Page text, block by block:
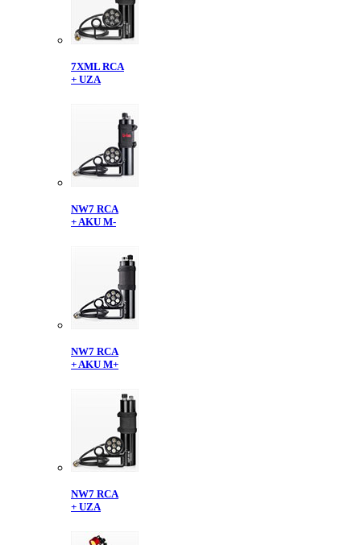
7XML RCA
+ UZA
NW7 RCA
+ AKU M-
NW7 RCA
+ AKU M+
NW7 RCA
+ UZA